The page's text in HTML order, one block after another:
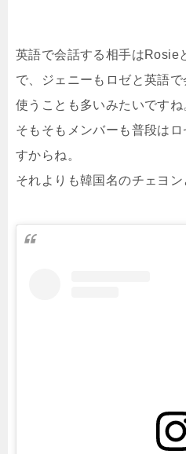
英語で会話する相手はRosie
で、ジェニーもロゼと英語
使うことも多いみたいですね
そもそもメンバーも普段は
すからね。
それよりも韓国名のチェヨン